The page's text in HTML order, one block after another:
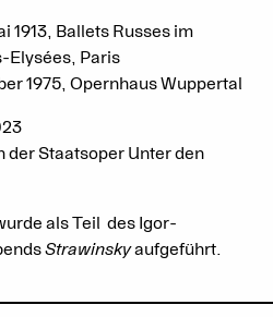
1913, Ballets Russes im
Elysées, Paris
1975, Opernhaus Wuppertal
der Staatsoper Unter den
als Teil des Igor-
Strawinskyaufgeführt.